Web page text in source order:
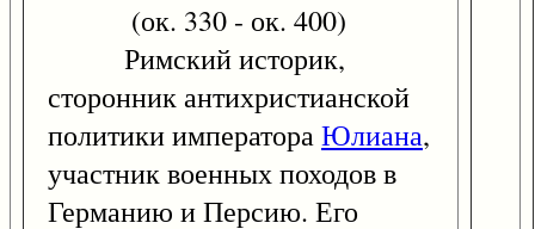
(ок. 330 - ок. 400)
Римский историк,
сторонник антихристианской
политики императораЮлиана,
участник военных походов в
Германию и Персию. Его